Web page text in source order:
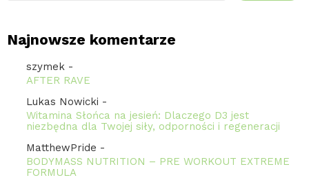
Najnowsze komentarze
szymek -
AFTER RAVE
Lukas Nowicki -
Witamina Słońca na jesień: Dlaczego D3 jest
niezbędna dla Twojej siły, odporności i regeneracji
MatthewPride -
BODYMASS NUTRITION – PRE WORKOUT EXTREME
FORMULA